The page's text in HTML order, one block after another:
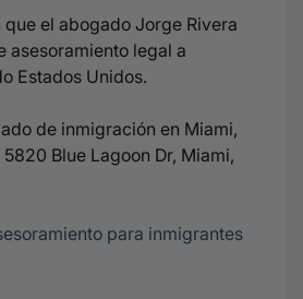
el abogado Jorge Rivera
asesoramiento legal a
Estados Unidos.
de inmigración en Miami,
Blue Lagoon Dr, Miami,
para inmigrantes